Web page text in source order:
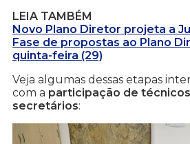
LEIA TAMBÉM
Novo Plano Diretor projeta a
Fase de propostas ao Plano
quinta-feira (29)
Veja algumas dessas etapas
com a participação de
secretários: